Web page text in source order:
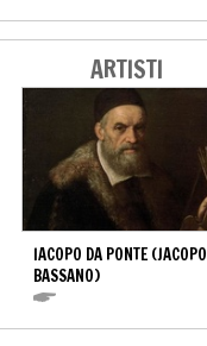
ARTISTI
IACOPO DA PONTE (JACOPO
BASSANO)